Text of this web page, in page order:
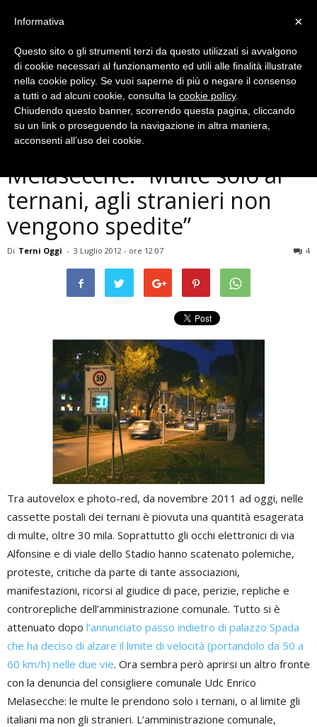
Cronaca
Autovelox e photo-red,
Melasecche: ”Multe solo ai
ternani, agli stranieri non
vengono spedite”
Di Terni Oggi - 3 Luglio 2012 - ore 12:07 4
Tra autovelox e photo-red, da novembre 2011 ad oggi, nelle
cassette postali dei ternani è piovuta una quantità esagerata
di multe, oltre 30 mila. Soprattutto gli occhi elettronici di via
Alfonsine e di viale dello Stadio hanno scatenato polemiche,
proteste, critiche da parte di tante associazioni,
manifestazioni, ricorsi al giudice di pace, perizie, repliche e
controrepliche dell’amministrazione comunale. Tutto si è
attenuato dopo l’annunciato passo indietro di palazzo Spada
che ha deciso di alzare il limite di velocità (portandolo da 50 a
60 km/h) nelle due vie. Ora sembra però aprirsi un altro fronte
con la denuncia del consigliere comunale Udc Enrico
Melasecche: le multe le prendono solo i ternani, o al limite gli
italiani ma non gli stranieri. L’amministrazione comunale,
×
Informativa
Questo sito o gli strumenti terzi da questo utilizzati si avvalgono
di cookie necessari al funzionamento ed utili alle finalità illustrate
nella cookie policy. Se vuoi saperne di più o negare il consenso
a tutti o ad alcuni cookie, consulta la cookie policy.
Chiudendo questo banner, scorrendo questa pagina, cliccando
su un link o proseguendo la navigazione in altra maniera,
acconsenti all’uso dei cookie.